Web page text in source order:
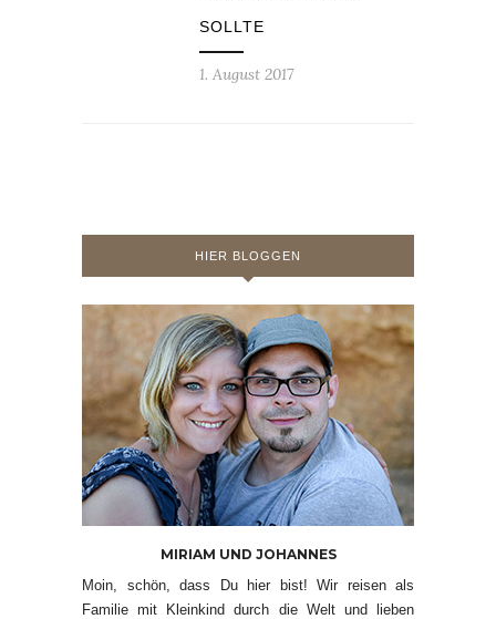
SOLLTE
1. August 2017
HIER BLOGGEN
MIRIAM UND JOHANNES
Moin, schön, dass Du hier bist! Wir reisen als
Familie mit Kleinkind durch die Welt und lieben